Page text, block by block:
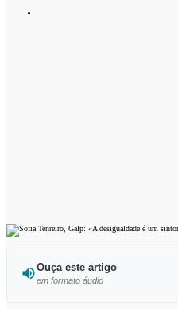
Ouça este artigo
em formato áudio